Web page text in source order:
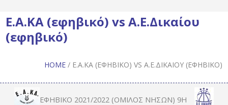
Ε.Α.ΚΑ (εφηβικό) vs Α.Ε.Δικαίου
(εφηβικό)
HOME / Ε.Α.ΚΑ (ΕΦΗΒΙΚΌ) VS Α.Ε.ΔΙΚΑΊΟΥ (ΕΦΗΒΙΚΌ)
ΕΦΗΒΙΚΌ 2021/2022 (ΌΜΙΛΟΣ ΝΉΣΩΝ) 9Η